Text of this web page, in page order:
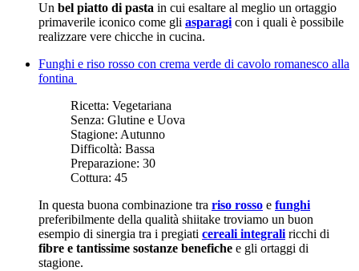
Un bel piatto di pasta in cui esaltare al meglio un ortaggio
primaverile iconico come gli asparagi con i quali è possibile
realizzare vere chicche in cucina.
Funghi e riso rosso con crema verde di cavolo romanesco alla
fontina
Ricetta: Vegetariana
Senza: Glutine e Uova
Stagione: Autunno
Difficoltà: Bassa
Preparazione: 30
Cottura: 45
In questa buona combinazione tra riso rosso e funghi
preferibilmente della qualità shiitake troviamo un buon
esempio di sinergia tra i pregiati cereali integrali ricchi di
fibre e tantissime sostanze benefiche e gli ortaggi di
stagione.